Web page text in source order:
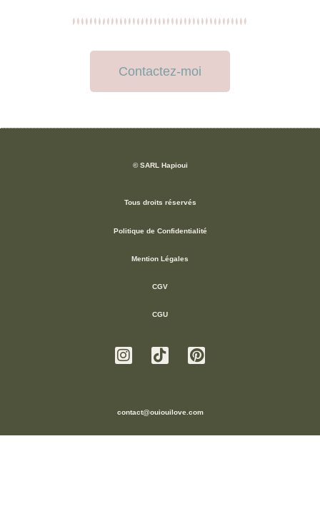
Contactez-moi
© SARL Hapioui
Tous droits réservés
Politique de Confidentialité
Mention Légales
CGV
CGU
contact@ouiouilove.com